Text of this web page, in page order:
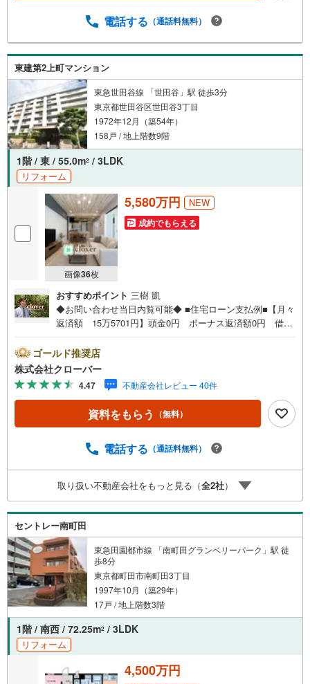
が必要な場合がございますのでご容赦ください。事前にご
のでお手数ですがご一報ください。◆物件のご案内は◆弊
社へのご来社、お客様宅へのお迎え・最寄駅での待ち合わ
せ、物件周辺のコンビニ等でお待ち合わせなど、ご希望を
お伝えください。ご希望条件をお伝え頂けましたら、ご見
学希望物件以外の資料も用意して参ります。もちろん他の
物件も併せてご案内させていただきます。
電話する （通話料無料）
東建第2上町マンション
東急世田谷線 「世田谷」駅 徒歩3分
東京都世田谷区世田谷3丁目
1972年12月（築54年）
158戸 / 地上階数9階
1階 / 東 / 55.0m2 / 3LDK
リフォーム
画像36枚
5,580万円 NEW
成約でもらえる
おすすめポイント 三樹 凱
◆お問い合わせ当日内覧可能◆ ■住宅ローン支払例■【月々
返済額 15万5701円】頭金0円 ボーナス返済額0円 借入
●住宅ローン、諸費用ローンお気軽にご相談下さい！■今す
ぐ見たい！■ローンが心配■買う方が得なの？■分からない
事、何でもご相談下さい。■随時！内覧可能です！■平日・
土日・祝祭日…日程・時間はいつでも調整可能。ご指定の
場所にお車でお迎えに上がります。■不動産購入のご相談も
随時開催中！■ ○住宅ローンのご相談 ○買換えのご相
ゴールド推奨店
株式会社クローバー
4.47 不動産会社レビュー 40件
資料をもらう （無料）
電話する （通話料無料）
取り扱い不動産会社をもっと見る（全2社）
セントレー南町田
東急田園都市線 「南町田グランベリーパーク」駅 徒
歩8分
東京都町田市南町田3丁目
1997年10月（築29年）
17戸 / 地上階数3階
1階 / 南西 / 72.25m2 / 3LDK
リフォーム
4,500万円